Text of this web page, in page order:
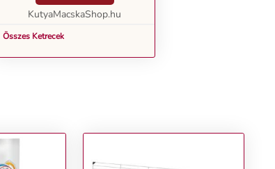
KutyaMacskaShop.hu
Összes Ketrecek